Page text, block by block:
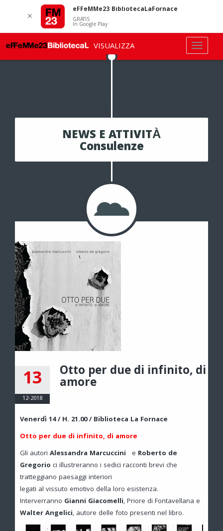
NEWS E ATTIVITÀ
Consulenze
13
12-2018
Otto per due di infinito, di
amore
Venerdì 14 / H. 21.00 / Biblioteca La Fornace
Otto per due di infinito, di amore
Gli autori Alessandra Marcuccini e Roberto de
Gregorio ci illustreranno i sedici racconti brevi che
tratteggiano paesaggi interiori
legati al vissuto emotivo della loro esistenza.
Interverranno Gianni Giacomelli, Priore di Fontavellana e
Walter Angelici, autore delle foto presenti nel libro.
✕
eFFeMMe23 BibliotecaLaFornace
GRATIS
In Google Play
VISUALIZZA